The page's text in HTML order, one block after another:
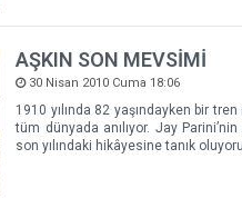
AŞKIN SON MEVSİMİ
30 Nisan 2010 Cuma 18:06
1910 yılında 82 yaşındayken bir
tüm dünyada anılıyor. Jay
son yılındaki hikâyesine tanık